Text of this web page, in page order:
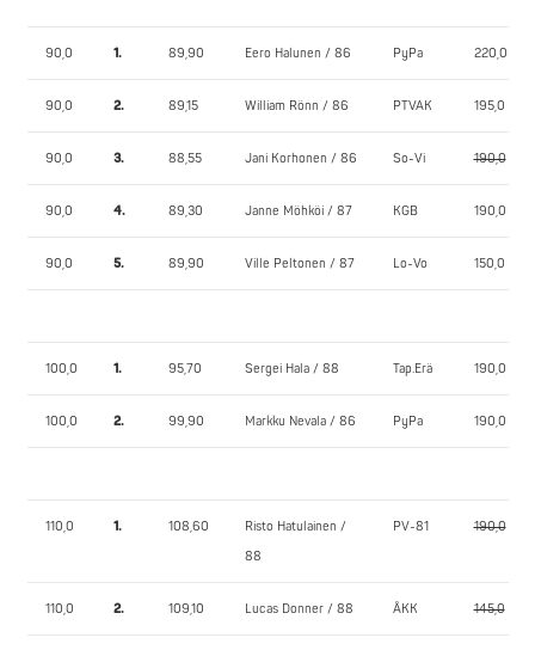
90,0 1. 89,90 Eero Halunen / 86 PyPa 220,0
90,0 2. 89,15 William Rönn / 86 PTVAK 195,0
90,0 3. 88,55 Jani Korhonen / 86 So-Vi 190,0
90,0 4. 89,30 Janne Möhköi / 87 KGB 190,0
90,0 5. 89,90 Ville Peltonen / 87 Lo-Vo 150,0
100,0 1. 95,70 Sergei Hala / 88 Tap.Erä 190,0
100,0 2. 99,90 Markku Nevala / 86 PyPa 190,0
110,0 1. 108,60
Risto Hatulainen /
88
PV-81 190,0
110,0 2. 109,10 Lucas Donner / 88 ÅKK 145,0